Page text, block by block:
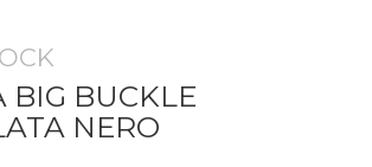
BIG BUCKLE
NERO